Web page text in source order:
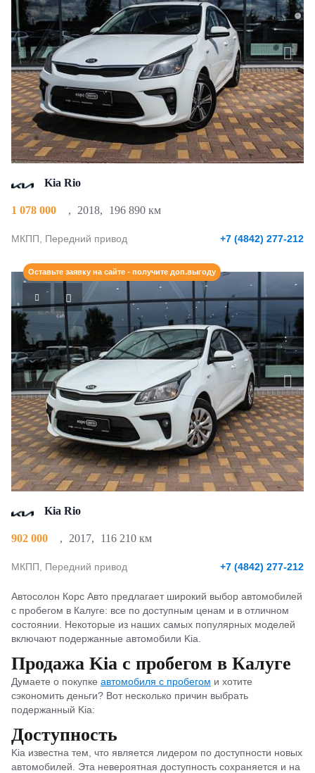
Kia Rio
1 078 000 , 2018, 196 890 км
МКПП, Передний привод +7 (4842) 277-212
Оставьте заявку на сайте - получите доп.выгоду
Kia Rio
902 000 , 2017, 116 210 км
МКПП, Передний привод +7 (4842) 277-212
Автосолон Корс Авто предлагает широкий выбор автомобилей
с пробегом в Калуге: все по доступным ценам и в отличном
состоянии. Некоторые из наших самых популярных моделей
включают подержанные автомобили Kia.
Продажа Kia с пробегом в Калуге
Думаете о покупке автомобиля с пробегом и хотите
сэкономить деньги? Вот несколько причин выбрать
подержанный Kia:
Доступность
Kia известна тем, что является лидером по доступности новых
автомобилей. Эта невероятная доступность сохраняется и на